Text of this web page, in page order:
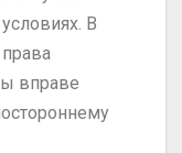
В
вправе